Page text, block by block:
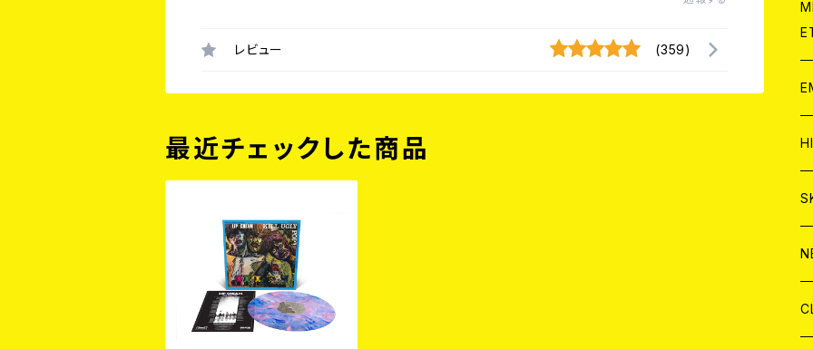
レビュー (359)
最近チェックした商品